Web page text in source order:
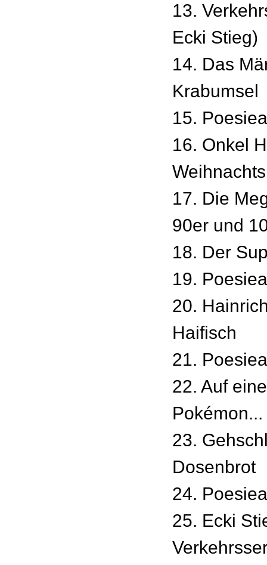
13.
Ecki Stieg)
14. Das
Krabumsel
15.
16. Onkel
17. Die
90er und
18. Der
19.
20.
Haifisch
21.
22. Auf
Pokémon...
23.
Dosenbrot
24.
25. Ecki